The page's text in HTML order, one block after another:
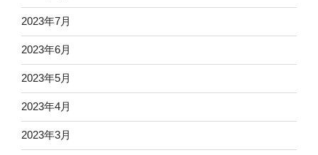
2023年7月
2023年6月
2023年5月
2023年4月
2023年3月